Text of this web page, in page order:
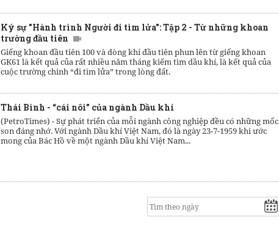
Ký sự "Hành trình Người đi tìm lửa": Tập 2 - Từ những khoan
trường đầu tiên
Giếng khoan đầu tiên 100 và dòng khí đầu tiên phun lên từ giếng khoan
GK61 là kết quả của rất nhiều năm tháng kiếm tìm dầu khí, là kết quả của
cuộc trường chinh “đi tìm lửa” trong lòng đất.
Thái Bình - “cái nôi” của ngành Dầu khí
(PetroTimes) -Sự phát triển của mỗi ngành công nghiệp đều có những mốc
son đáng nhớ. Với ngành Dầu khí Việt Nam, đó là ngày 23-7-1959 khi ước
mong của Bác Hồ về một ngành Dầu khí Việt Nam...